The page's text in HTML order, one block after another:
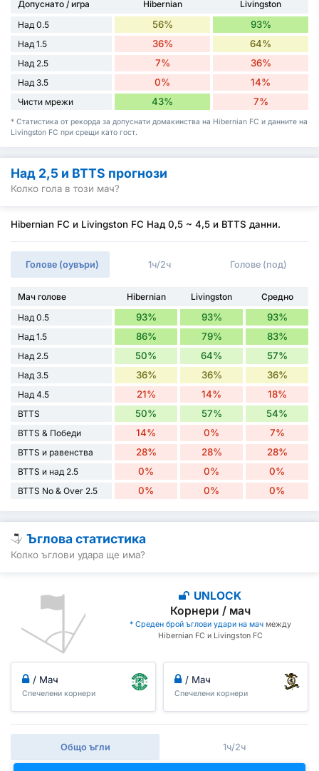
Допуснато / игра Hibernian
Livingston
Над 0.5
56% 93%
Над 1.5 36% 64%
Над 2.5 7% 36%
Над 3.5 0% 14%
Чисти мрежи 43% 7%
* Статистика от рекорда за допуснати домакинства на Hibernian FC и данните на
Livingston FC при срещи като гост.
Над 2,5 и BTTS прогнози
Колко гола в този мач?
Hibernian FC и Livingston FC Над 0,5 ~ 4,5 и BTTS данни.
Голове (оувъри) 1ч/2ч Голове (под)
Мач голове Hibernian Livingston
Средно
Над 0.5
93% 93% 93%
Над 1.5 86% 79% 83%
Над 2.5 50% 64% 57%
Над 3.5 36% 36% 36%
Над 4.5 21% 14% 18%
BTTS 50% 57% 54%
BTTS & Победи 14% 0% 7%
BTTS и равенства 28% 28% 28%
BTTS и над 2.5 0% 0% 0%
BTTS No & Over 2.5 0% 0% 0%
Ъглова статистика
Колко ъглови удара ще има?
UNLOCK
Корнери / мач
* Среден брой ъглови удари на мачмежду
Hibernian FC и Livingston FC
/ Мач
Спечелени корнери
/ Мач
Спечелени корнери
Общо ъгли 1ч/2ч